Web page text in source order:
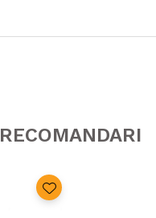
RECOMANDARI